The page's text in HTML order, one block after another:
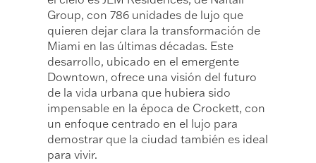
Group, con 786 unidades de lujo que
quieren dejar clara la transformación de
Miami en las últimas décadas. Este
desarrollo, ubicado en el emergente
Downtown, ofrece una visión del futuro
de la vida urbana que hubiera sido
impensable en la época de Crockett, con
un enfoque centrado en el lujo para
demostrar que la ciudad también es ideal
para vivir.